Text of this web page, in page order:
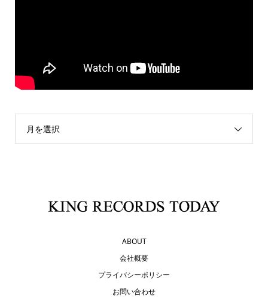
月を選択
ABOUT
会社概要
プライバシーポリシー
お問い合わせ